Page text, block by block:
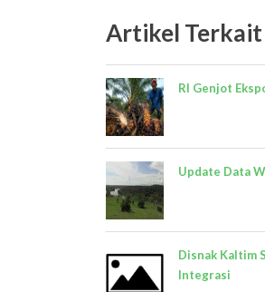
Artikel Terkait
RI Genjot
Update Data
Disnak Kaltim
Integrasi